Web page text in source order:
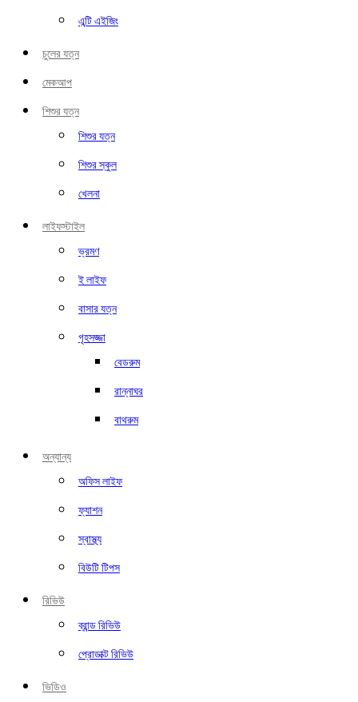
এন্টি এইজিং
চুলের যত্ন
মেকআপ
শিশুর যত্ন
শিশুর যত্ন
শিশুর স্কুল
খেলনা
লাইফস্টাইল
ভ্রমণ
ই লাইফ
বাসার যত্ন
গৃহসজ্জা
বেডরুম
রান্নাঘর
বাথরুম
অন্যান্য
অফিস লাইফ
ফ্যাশন
স্বাস্থ্য
বিউটি টিপস
রিভিউ
ব্রান্ড রিভিউ
প্রোডাক্ট রিভিউ
ভিডিও